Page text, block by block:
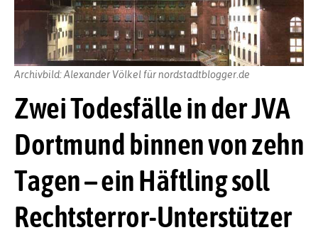
Zwei Todesfälle in der JVA
Dortmund binnen von zehn
Tagen – ein Häftling soll
Rechtsterror-Unterstützer
Archivbild: Alexander Völkel für nordstadtblogger.de